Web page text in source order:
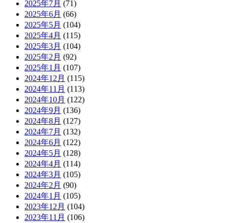
2025年7月 (71)
2025年6月 (66)
2025年5月 (104)
2025年4月 (115)
2025年3月 (104)
2025年2月 (92)
2025年1月 (107)
2024年12月 (115)
2024年11月 (113)
2024年10月 (122)
2024年9月 (136)
2024年8月 (127)
2024年7月 (132)
2024年6月 (122)
2024年5月 (128)
2024年4月 (114)
2024年3月 (105)
2024年2月 (90)
2024年1月 (105)
2023年12月 (104)
2023年11月 (106)